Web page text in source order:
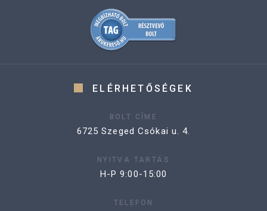
ELÉRHETŐSÉGEK
BOLT CÍME
6725 Szeged Csókai u. 4.
NYITVA TARTÁS
H-P 9:00-15:00
TELEFON